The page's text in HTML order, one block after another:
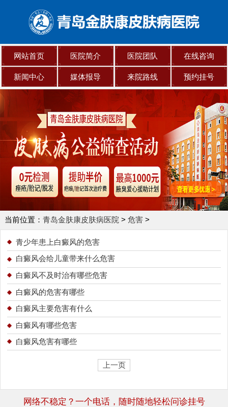
网站首页 医院简介 医院团队 在线咨询
新闻中心 媒体报导 来院路线 预约挂号
当前位置： 青岛金肤康皮肤病医院 > 危害>
青少年患上白癜风的危害
白癜风会给儿童带来什么危害
白癜风不及时治有哪些危害
白癜风的危害有哪些
白癜风主要危害有什么
白癜风有哪些危害
白癜风危害有哪些
上一页
网络不稳定？一个电话，随时随地轻松问诊挂号